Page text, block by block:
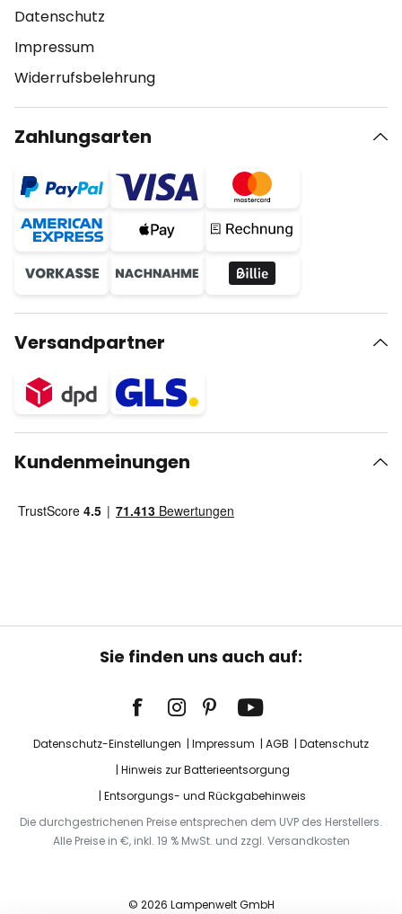
Datenschutz
Impressum
Widerrufsbelehrung
Zahlungsarten
Versandpartner
Kundenmeinungen
Sie finden uns auch auf:
Datenschutz-Einstellungen Impressum AGB
Datenschutz
Hinweis zur Batterieentsorgung
Entsorgungs- und Rückgabehinweis
Die durchgestrichenen Preise entsprechen dem UVP des Herstellers.
Alle Preise in €, inkl. 19 % MwSt. und zzgl. Versandkosten
© 2026 Lampenwelt GmbH